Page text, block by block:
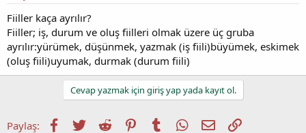
a
ş
l
a
t
a
n
ç
a
r
i
h
Fiiller kaça ayrılır?
Fiiller; iş, durum ve oluş fiilleri olmak üzere üç gruba
ayrılır:yürümek, düşünmek, yazmak (iş fiili)büyümek, eskimek
(oluş fiili)uyumak, durmak (durum fiili)
Cevap yazmak için giriş yap yada kayıt ol.
Paylaş: Facebook
TwitterReddit PinterestTumblrWhatsApp
E-postaLink